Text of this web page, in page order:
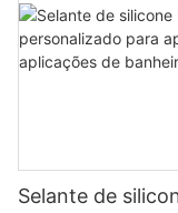
Selante de